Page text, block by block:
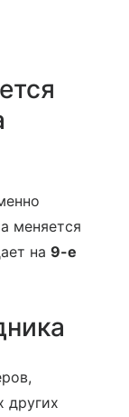
меняется
на 9-е
других